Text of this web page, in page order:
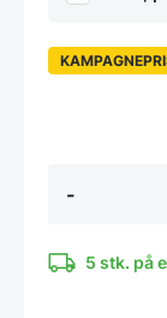
-
cm.
Magnet5 stk. på